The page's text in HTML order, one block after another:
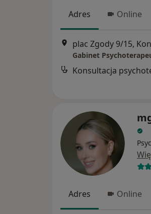
Adres Online
plac Zgody 9/15,
Gabinet
Konsultacja
Adres Online